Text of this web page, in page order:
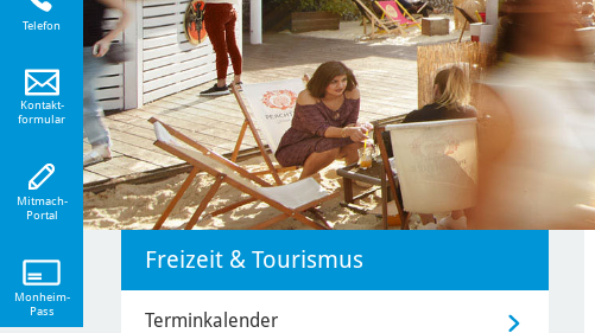
Freizeit & Tourismus
Terminkalender
Telefon
Kontakt-
formular
Mitmach-
Portal
Monheim-
Pass